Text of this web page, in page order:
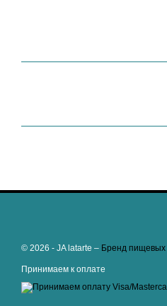
© 2026 - JA latarte – Бренд пищевых
Принимаем к оплате